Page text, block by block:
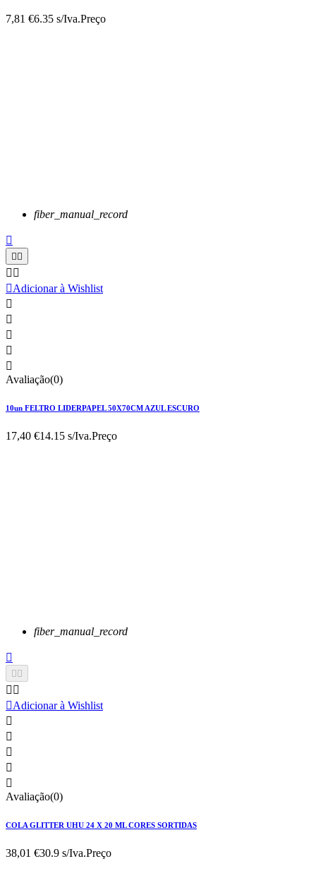
7,81 €6.35 s/Iva.Preço
fiber_manual_record


 
Adicionar à Wishlist





Avaliação(0)
10un FELTRO LIDERPAPEL 50X70CM AZUL ESCURO
17,40 €14.15 s/Iva.Preço
fiber_manual_record


 
Adicionar à Wishlist





Avaliação(0)
COLA GLITTER UHU 24 X 20 ML CORES SORTIDAS
38,01 €30.9 s/Iva.Preço